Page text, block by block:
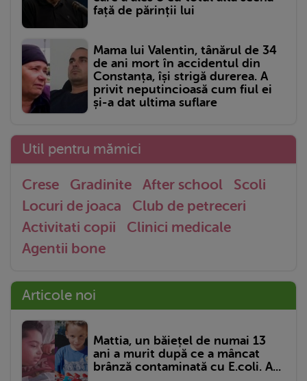
față de părinții lui
Mama lui Valentin, tânărul de 34
de ani mort în accidentul din
Constanța, își strigă durerea. A
privit neputincioasă cum fiul ei
și-a dat ultima suflare
Util pentru mămici
Crese Gradinite After school
Scoli
Locuri de joaca
Club de petreceri
Activitati copii
Clinici medicale
Agentii bone
Articole noi
Mattia, un băiețel de numai 13
ani a murit după ce a mâncat
brânză contaminată cu E.coli. A...